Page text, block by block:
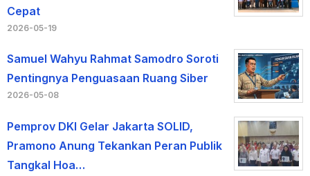
Cepat
2026-05-19
Samuel Wahyu Rahmat Samodro Soroti
Pentingnya Penguasaan Ruang Siber
2026-05-08
Pemprov DKI Gelar Jakarta SOLID,
Pramono Anung Tekankan Peran Publik
Tangkal Hoa…